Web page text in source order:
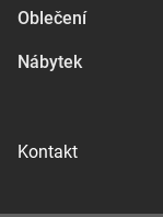
Oblečení
Nábytek
Kontakt